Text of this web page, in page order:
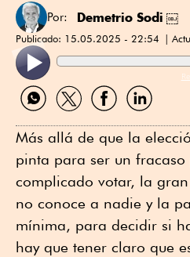
Por: Demetrio Sodi ￼
Publicado: 15.05.2025 - 22:54
Compartir
por
Compartir
por
Compartir
por
Compartir
por
Más allá de que la
pinta para ser un fracaso
complicado votar, la
no conoce a nadie y la
mínima, para decidir si
hay que tener claro que